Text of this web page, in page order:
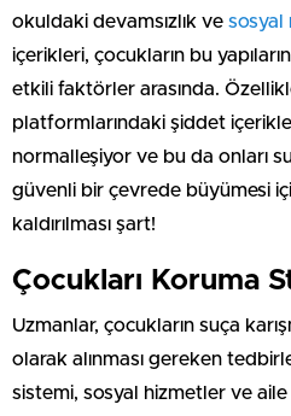
okuldaki devamsızlık ve sosyal
içerikleri, çocukların bu
etkili faktörler arasında.
platformlarındaki şiddet
normalleşiyor ve bu da onları
güvenli bir çevrede büyümesi
kaldırılması şart!
Çocukları Koruma
Uzmanlar, çocukların suça
olarak alınması gereken
sistemi, sosyal hizmetler ve